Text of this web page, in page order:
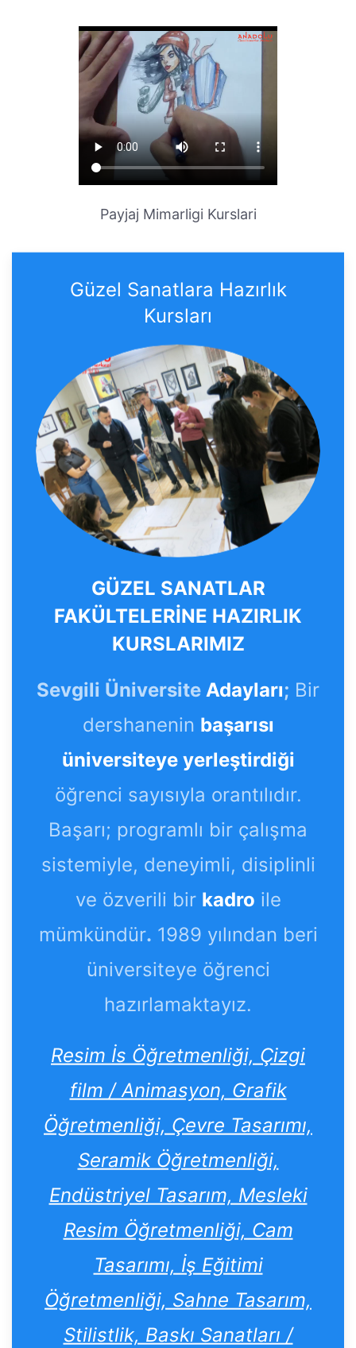
Payjaj Mimarligi Kurslari
Güzel Sanatlara Hazırlık
Kursları
GÜZEL SANATLAR
FAKÜLTELERİNE HAZIRLIK
KURSLARIMIZ
Sevgili Üniversite Adayları; Bir
dershanenin başarısı
üniversiteye yerleştirdiği
öğrenci sayısıyla orantılıdır.
Başarı; programlı bir çalışma
sistemiyle, deneyimli, disiplinli
ve özverili bir kadro ile
mümkündür. 1989 yılından beri
üniversiteye öğrenci
hazırlamaktayız.
Resim İs Öğretmenliği, Çizgi
film / Animasyon, Grafik
Öğretmenliği, Çevre Tasarımı,
Seramik Öğretmenliği,
Endüstriyel Tasarım, Mesleki
Resim Öğretmenliği, Cam
Tasarımı, İş Eğitimi
Öğretmenliği, Sahne Tasarım,
Stilistlik, Baskı Sanatları /